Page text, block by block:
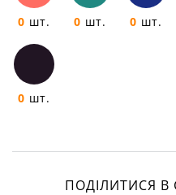
0 шт. 0 шт. 0 шт.
0 шт.
ПОДІЛИТИСЯ